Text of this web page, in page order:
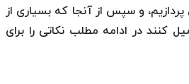
پردازیم، و سپس از آنجا که بسیاری از
کنند در ادامه مطلب نکاتی را برای